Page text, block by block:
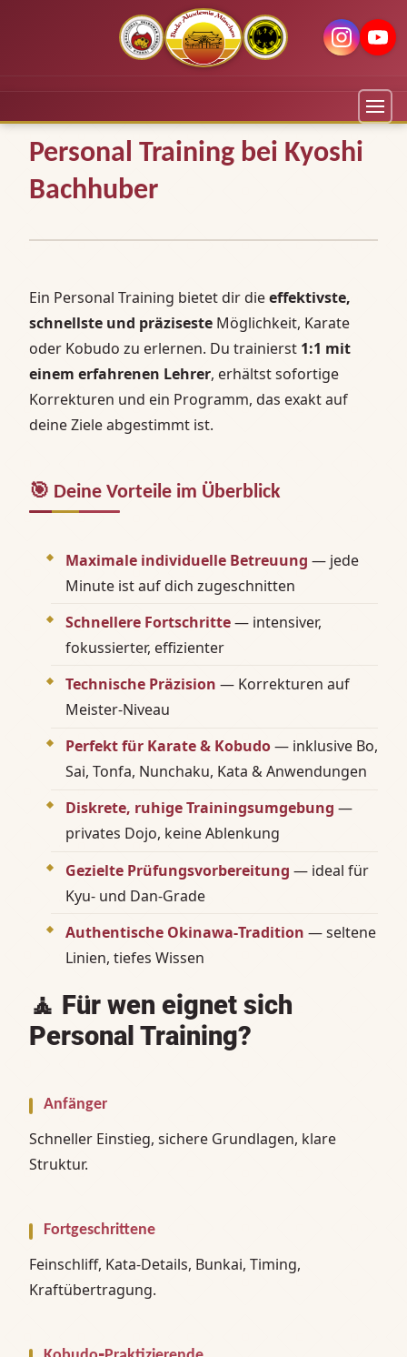
Personal Training bei Kyoshi
Bachhuber
Ein Personal Training bietet dir dieeffektivste,
schnellste und präziseste Möglichkeit, Karate
oder Kobudo zu erlernen. Du trainierst 1:1 mit
einem erfahrenen Lehrer, erhältst sofortige
Korrekturen und ein Programm, das exakt auf
deine Ziele abgestimmt ist.
🎯 Deine Vorteile im Überblick
Maximale individuelle Betreuung — jede
Minute ist auf dich zugeschnitten
Schnellere Fortschritte— intensiver,
fokussierter, effizienter
Technische Präzision — Korrekturen auf
Meister‑Niveau
Perfekt für Karate & Kobudo— inklusive Bo,
Sai, Tonfa, Nunchaku, Kata & Anwendungen
Diskrete, ruhige Trainingsumgebung —
privates Dojo, keine Ablenkung
Gezielte Prüfungsvorbereitung — ideal für
Kyu‑ und Dan‑Grade
Authentische Okinawa‑Tradition — seltene
Linien, tiefes Wissen
🧘 Für wen eignet sich
Personal Training?
Anfänger
Schneller Einstieg, sichere Grundlagen, klare
Struktur.
Fortgeschrittene
Feinschliff, Kata‑Details, Bunkai, Timing,
Kraftübertragung.